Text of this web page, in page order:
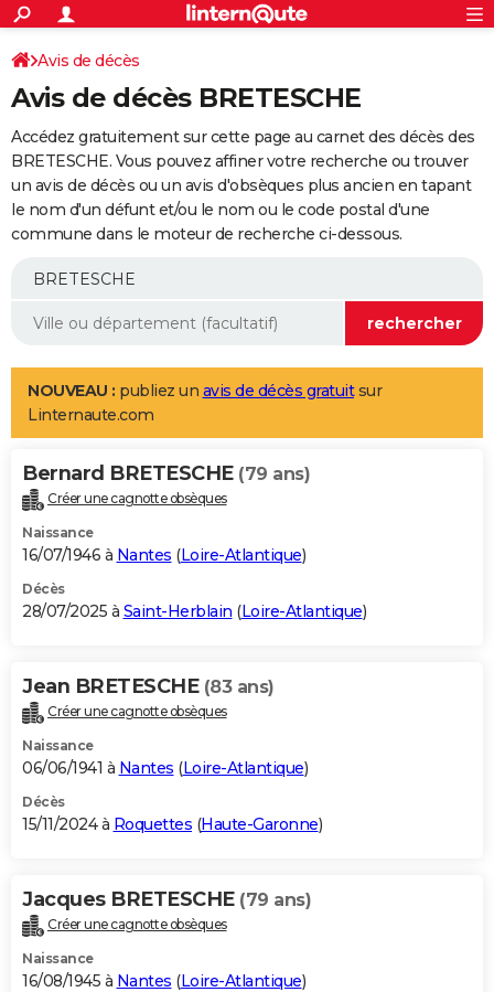
ACTUALITÉS
Politique
Société
Faits Divers
Education
Monde
Villes
+
SPORT
Coupe du monde 2026
Football
Tennis
Cyclisme
Rugby
Forum
Programme TV
TNT
Streaming
Cinéma
Sorties cinéma
Musique
+
FINANCE
Impôts
Immobilier
Risques naturels par ville
Banque
Assurance
Crédit
AUTO
Essais
Réserver un essai
Citadines
Berlines
SUV
Forum auto
+
Mobiles
Meilleur smartphone
Internet
Ordinateurs
Jeux vidéo
Guide high-tech
Aménagement intérieur
LIFESTYLE
Art de vivre
Bien-être
Loisirs
Mode
Modes de vie
Alimentation
Guide de la santé
Maladies
Médicaments
Sommeil
VOYAGE
Destinations
City break
Voyage nature
Voyage de noces
Forum
Climat
+PHOTO
GUIDES D'ACHAT
BONS PLANS
Carte de Noël
Carte Bonne année
Carte Saint-Valentin
Carte Pâques
Carte d'anniversaire
DICTIONNAIRE
Dictionnaire
Biographies
Citations
Expressions
Proverbes
PROGRAMME TV
S'inscrire
Se connecter
Lycées
Collèges
Primaires
Universités
Entreprises
Service militaire
Avis de recherche
AVIS DE DÉCÈS
Bricolage
Lifestyle
Culture
Sport
Auto
Television
Voyage
Cinema
Avis de décès
Avis de décès BRETESCHE
Accédez gratuitement sur cette page au carnet des décès des
BRETESCHE. Vous pouvez affiner votre recherche ou trouver
un avis de décès ou un avis d'obsèques plus ancien en tapant
le nom d'un défunt et/ou le nom ou le code postal d'une
commune dans le moteur de recherche ci-dessous.
NOUVEAU : publiez un avis de décès gratuitsur
Linternaute.com
Bernard BRETESCHE (79 ans)
Créer une cagnotte obsèques
Naissance
16/07/1946 à Nantes (Loire-Atlantique)
Décès
28/07/2025 à Saint-Herblain (Loire-Atlantique)
Jean BRETESCHE (83 ans)
Créer une cagnotte obsèques
Naissance
06/06/1941 à Nantes (Loire-Atlantique)
Décès
15/11/2024 à Roquettes (Haute-Garonne)
Jacques BRETESCHE (79 ans)
Créer une cagnotte obsèques
Naissance
16/08/1945 à Nantes (Loire-Atlantique)